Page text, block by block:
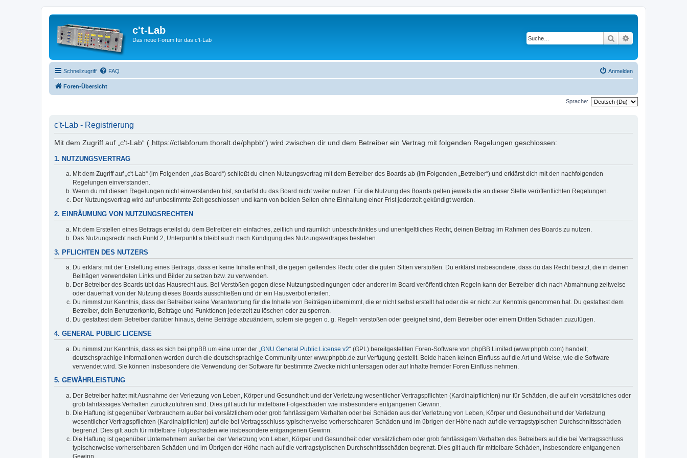
c't-Lab
Das neue Forum für das c't-Lab Suche
Schnellzugriff FAQ Anmelden
Foren-Übersicht
Sprache:
c't-Lab - Registrierung
Mit dem Zugriff auf „c't-Lab“ („https://ctlabforum.thoralt.de/phpbb“) wird zwischen dir und dem Betreiber ein Vertrag mit folgenden Regelungen geschlossen:
1. NUTZUNGSVERTRAG
Mit dem Zugriff auf „c't-Lab“ (im Folgenden „das Board“) schließt du einen Nutzungsvertrag mit dem Betreiber des Boards ab (im Folgenden „Betreiber“) und erklärst dich mit den nachfolgenden
Regelungen einverstanden.
Wenn du mit diesen Regelungen nicht einverstanden bist, so darfst du das Board nicht weiter nutzen. Für die Nutzung des Boards gelten jeweils die an dieser Stelle veröffentlichten Regelungen.
Der Nutzungsvertrag wird auf unbestimmte Zeit geschlossen und kann von beiden Seiten ohne Einhaltung einer Frist jederzeit gekündigt werden.
2. EINRÄUMUNG VON NUTZUNGSRECHTEN
Mit dem Erstellen eines Beitrags erteilst du dem Betreiber ein einfaches, zeitlich und räumlich unbeschränktes und unentgeltliches Recht, deinen Beitrag im Rahmen des Boards zu nutzen.
Das Nutzungsrecht nach Punkt 2, Unterpunkt a bleibt auch nach Kündigung des Nutzungsvertrages bestehen.
3. PFLICHTEN DES NUTZERS
Du erklärst mit der Erstellung eines Beitrags, dass er keine Inhalte enthält, die gegen geltendes Recht oder die guten Sitten verstoßen. Du erklärst insbesondere, dass du das Recht besitzt, die in deinen
Beiträgen verwendeten Links und Bilder zu setzen bzw. zu verwenden.
Der Betreiber des Boards übt das Hausrecht aus. Bei Verstößen gegen diese Nutzungsbedingungen oder anderer im Board veröffentlichten Regeln kann der Betreiber dich nach Abmahnung zeitweise
oder dauerhaft von der Nutzung dieses Boards ausschließen und dir ein Hausverbot erteilen.
Du nimmst zur Kenntnis, dass der Betreiber keine Verantwortung für die Inhalte von Beiträgen übernimmt, die er nicht selbst erstellt hat oder die er nicht zur Kenntnis genommen hat. Du gestattest dem
Betreiber, dein Benutzerkonto, Beiträge und Funktionen jederzeit zu löschen oder zu sperren.
Du gestattest dem Betreiber darüber hinaus, deine Beiträge abzuändern, sofern sie gegen o. g. Regeln verstoßen oder geeignet sind, dem Betreiber oder einem Dritten Schaden zuzufügen.
4. GENERAL PUBLIC LICENSE
Du nimmst zur Kenntnis, dass es sich bei phpBB um eine unter der „ GNU General Public License v2“ (GPL) bereitgestellten Foren-Software von phpBB Limited (www.phpbb.com) handelt;
deutschsprachige Informationen werden durch die deutschsprachige Community unter www.phpbb.de zur Verfügung gestellt. Beide haben keinen Einfluss auf die Art und Weise, wie die Software
verwendet wird. Sie können insbesondere die Verwendung der Software für bestimmte Zwecke nicht untersagen oder auf Inhalte fremder Foren Einfluss nehmen.
5. GEWÄHRLEISTUNG
Der Betreiber haftet mit Ausnahme der Verletzung von Leben, Körper und Gesundheit und der Verletzung wesentlicher Vertragspflichten (Kardinalpflichten) nur für Schäden, die auf ein vorsätzliches oder
grob fahrlässiges Verhalten zurückzuführen sind. Dies gilt auch für mittelbare Folgeschäden wie insbesondere entgangenen Gewinn.
Die Haftung ist gegenüber Verbrauchern außer bei vorsätzlichem oder grob fahrlässigem Verhalten oder bei Schäden aus der Verletzung von Leben, Körper und Gesundheit und der Verletzung
wesentlicher Vertragspflichten (Kardinalpflichten) auf die bei Vertragsschluss typischerweise vorhersehbaren Schäden und im übrigen der Höhe nach auf die vertragstypischen Durchschnittsschäden
begrenzt. Dies gilt auch für mittelbare Folgeschäden wie insbesondere entgangenen Gewinn.
Die Haftung ist gegenüber Unternehmern außer bei der Verletzung von Leben, Körper und Gesundheit oder vorsätzlichem oder grob fahrlässigem Verhalten des Betreibers auf die bei Vertragsschluss
typischerweise vorhersehbaren Schäden und im Übrigen der Höhe nach auf die vertragstypischen Durchschnittsschäden begrenzt. Dies gilt auch für mittelbare Schäden, insbesondere entgangenen
Gewinn.